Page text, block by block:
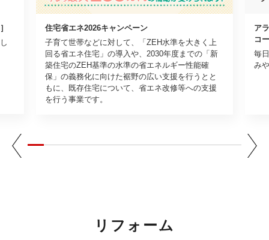
住宅省エネ2026キャンペーン
子育て世帯などに対して、「ZEH水準を大きく上
回る省エネ住宅」の導入や、2030年度までの「新
築住宅のZEH基準の水準の省エネルギー性能確
保」の義務化に向けた裾野の広い支援を行うとと
もに、既存住宅について、省エネ改修等への支援
を行う事業です。
ア
コ
毎
み
リフォーム